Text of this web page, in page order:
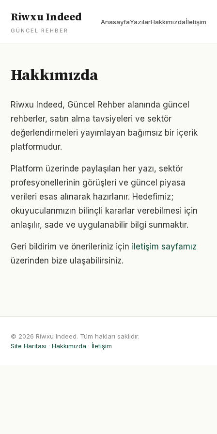
Riwxu Indeed
GÜNCEL REHBER
AnasayfaYazılarHakkımızdaİletişim
Hakkımızda
Riwxu Indeed, Güncel Rehber alanında güncel
rehberler, satın alma tavsiyeleri ve sektör
değerlendirmeleri yayımlayan bağımsız bir içerik
platformudur.
Platform üzerinde paylaşılan her yazı, sektör
profesyonellerinin görüşleri ve güncel piyasa
verileri esas alınarak hazırlanır. Hedefimiz;
okuyucularımızın bilinçli kararlar verebilmesi için
anlaşılır, sade ve uygulanabilir bilgi sunmaktır.
Geri bildirim ve önerileriniz için iletişim sayfamız
üzerinden bize ulaşabilirsiniz.
© 2026 Riwxu Indeed. Tüm hakları saklıdır.
Site Haritası · Hakkımızda · İletişim